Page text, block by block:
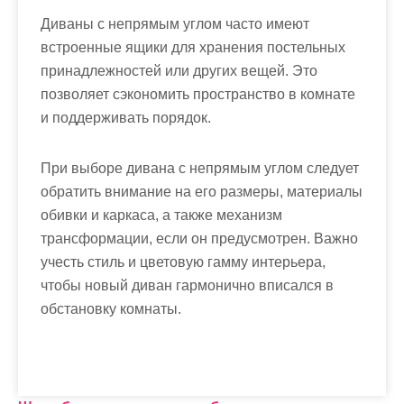
Диваны с непрямым углом часто имеют
встроенные ящики для хранения постельных
принадлежностей или других вещей. Это
позволяет сэкономить пространство в комнате
и поддерживать порядок.
При выборе дивана с непрямым углом следует
обратить внимание на его размеры, материалы
обивки и каркаса, а также механизм
трансформации, если он предусмотрен. Важно
учесть стиль и цветовую гамму интерьера,
чтобы новый диван гармонично вписался в
обстановку комнаты.